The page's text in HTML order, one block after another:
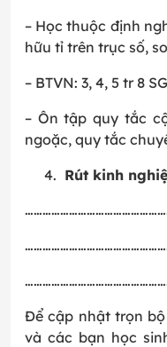
– Học thuộc định
hữu tỉ trên trục số,
– BTVN: 3, 4, 5 tr 8
– Ôn tập quy tắc
ngoặc, quy tắc
Rút kinh
Để cập nhật trọn
và các bạn học